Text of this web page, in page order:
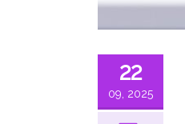
22
09, 2025